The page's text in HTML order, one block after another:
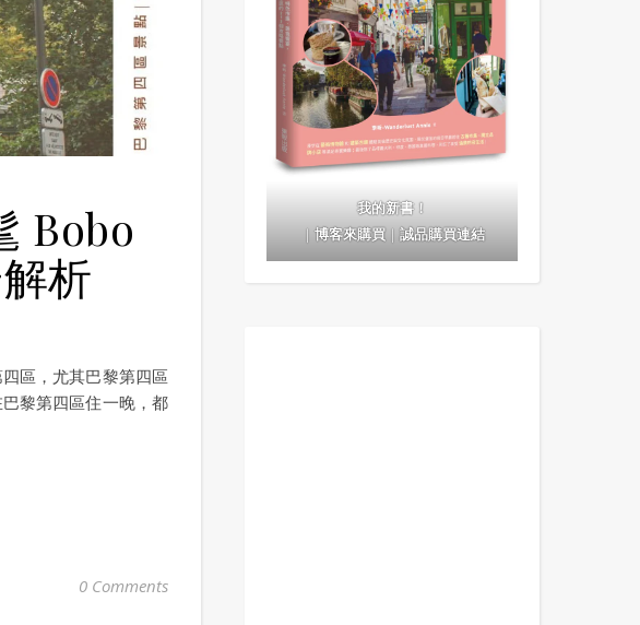
Bobo
析
區，尤其巴黎第四區
黎第四區住一晚，都
0 Comments
我的新書！
｜博客來購買｜誠品購買連結